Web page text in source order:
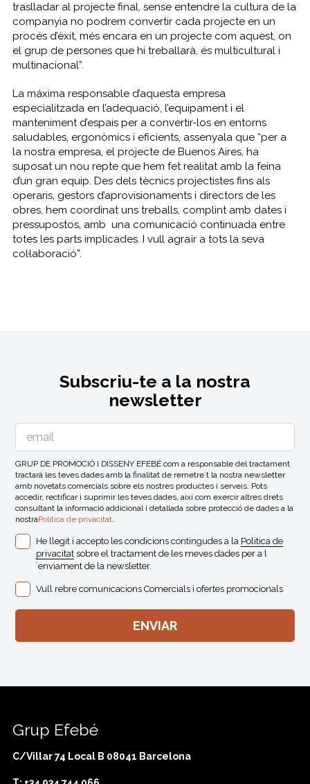
traslladar al projecte final, sense entendre la cultura de la
companyia no podrem convertir cada projecte en un
procés d’èxit, més encara en un projecte com aquest, on
el grup de persones que hi treballarà, és multicultural i
multinacional”.
La máxima responsable d’aquesta empresa
especialitzada en l’adequació, l’equipament i el
manteniment d’espais per a convertir-los en entorns
saludables, ergonòmics i eficients, assenyala que “per a
la nostra empresa, el projecte de Buenos Aires, ha
suposat un nou repte que hem fet realitat amb la feina
d’un gran equip. Des dels tècnics projectistes fins als
operaris, gestors d’aprovisionaments i directors de les
obres, hem coordinat uns treballs, complint amb dates i
pressupostos, amb una comunicació continuada entre
totes les parts implicades. I vull agraïr a tots la seva
col·laboració”.
Subscriu-te a la nostra
newsletter
GRUP DE PROMOCIÓ I DISSENY EFEBÉ com a responsable del tractament
tractarà les teves dades amb la finalitat de remetre´t la nostra newsletter
amb novetats comercials sobre els nostres productes i serveis. Pots
accedir, rectificar i suprimir les teves dades, així com exercir altres drets
consultant la informació addicional i detallada sobre protecció de dades a la
nostraPolitica de privacitat.
He llegit i accepto les condicions contingudes a la Politica de
privacitat sobre el tractament de les meves dades per a l
´enviament de la newsletter.
Vull rebre comunicacions Comercials i ofertes promocionals
Grup Efebé
C/Villar 74 Local B 08041 Barcelona